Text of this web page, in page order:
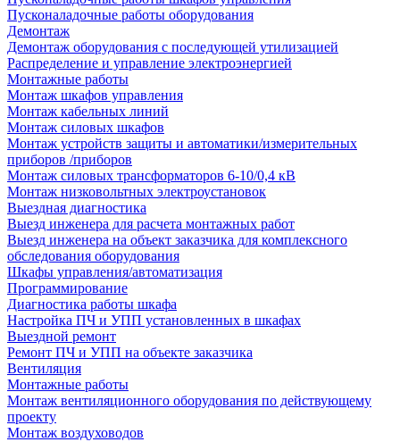
Пусконаладочные работы оборудования
Демонтаж
Демонтаж оборудования с последующей утилизацией
Распределение и управление электроэнергией
Монтажные работы
Монтаж шкафов управления
Монтаж кабельных линий
Монтаж силовых шкафов
Монтаж устройств защиты и автоматики/измерительных
приборов /приборов
Монтаж силовых трансформаторов 6-10/0,4 кВ
Монтаж низковольтных электроустановок
Выездная диагностика
Выезд инженера для расчета монтажных работ
Выезд инженера на объект заказчика для комплексного
обследования оборудования
Шкафы управления/автоматизация
Программирование
Диагностика работы шкафа
Настройка ПЧ и УПП установленных в шкафах
Выездной ремонт
Ремонт ПЧ и УПП на объекте заказчика
Вентиляция
Монтажные работы
Монтаж вентиляционного оборудования по действующему
проекту
Монтаж воздуховодов